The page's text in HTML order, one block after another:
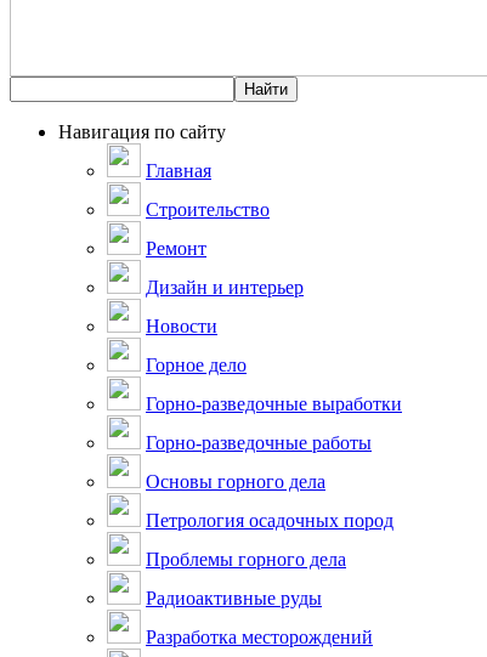
Навигация по сайту
Главная
Строительство
Ремонт
Дизайн и интерьер
Новости
Горное дело
Горно-разведочные выработки
Горно-разведочные работы
Основы горного дела
Петрология осадочных пород
Проблемы горного дела
Радиоактивные руды
Разработка месторождений